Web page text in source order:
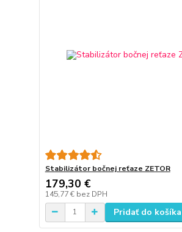
Stabilizátor bočnej reťaze ZETOR
179,30 €
145,77 € bez DPH
Pridať do košíka